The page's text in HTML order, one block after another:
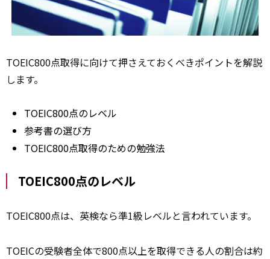
TOEIC800点取得に向けて押さえておくべきポイントを解説
します。
TOEIC800点のレベル
参考書の選び方
TOEIC800点取得のための勉強法
TOEIC800点のレベル
TOEIC800点は、英検なら準1級レベルと言われています。
TOEICの受験者全体で800点以上を取得できる人の割合は約